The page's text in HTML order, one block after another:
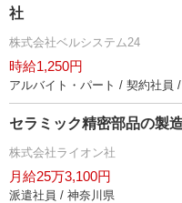
社
株式会社ベルシステム24
時給1,250円
アルバイト・パート / 契約社員
セラミック精密部品の製
株式会社ライオン社
月給25万3,100円
派遣社員 / 神奈川県